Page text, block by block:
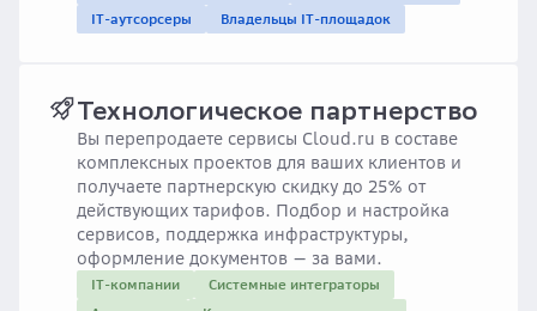
IT-аутсорсеры
Владельцы IT-площадок
Технологическое партнерство
Вы перепродаете сервисы Cloud.ru в составе
комплексных проектов для ваших клиентов и
получаете партнерскую скидку до 25% от
действующих тарифов. Подбор и настройка
сервисов, поддержка инфраструктуры,
оформление документов — за вами.
IT-компании
Системные интеграторы